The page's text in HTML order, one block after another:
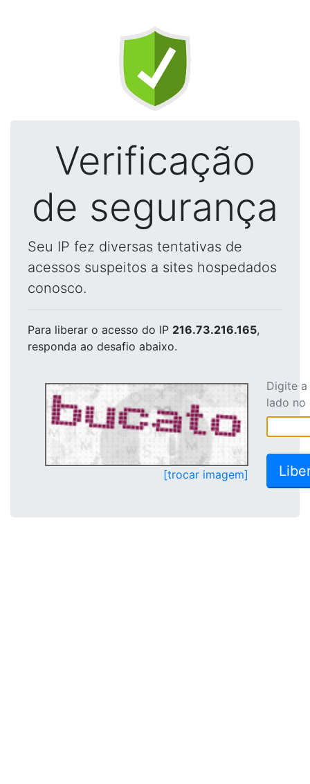
Verificação
de segurança
Seu IP fez diversas tentativas de
acessos suspeitos a sites hospedados
conosco.
Para liberar o acesso do IP 216.73.216.165,
responda ao desafio abaixo.
[trocar imagem]
Digite
lado no